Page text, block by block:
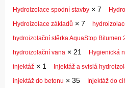
Hydroizolace spodní stavby × 7
Hydroizolace základů × 7
hydroizolační stěrka AquaStop Bitumen
hydroizolační vana × 21 Hygienická
injektáž × 1 Injektáž a svislá
injektáž do betonu × 35 Injektáž do